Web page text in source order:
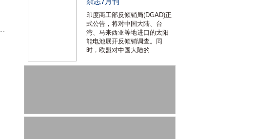
印度商工部反倾销局(DGAD)正
式公告，将对中国大陆、台
湾、马来西亚等地进口的太阳
能电池展开反倾销调查。同
时，欧盟对中国大陆的